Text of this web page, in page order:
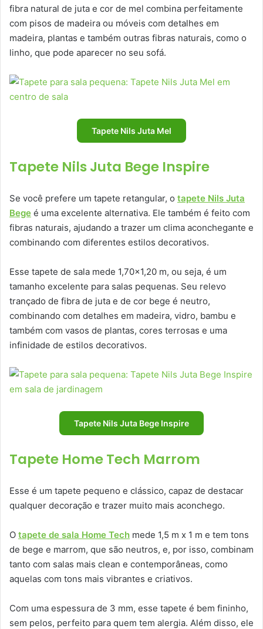
fibra natural de juta e cor de mel combina perfeitamente
com pisos de madeira ou móveis com detalhes em
madeira, plantas e também outras fibras naturais, como o
linho, que pode aparecer no seu sofá.
Tapete Nils Juta Mel
Tapete Nils Juta Bege Inspire
Se você prefere um tapete retangular, o tapete Nils Juta
Bege é uma excelente alternativa. Ele também é feito com
fibras naturais, ajudando a trazer um clima aconchegante e
combinando com diferentes estilos decorativos.
Esse tapete de sala mede 1,70×1,20 m, ou seja, é um
tamanho excelente para salas pequenas. Seu relevo
trançado de fibra de juta e de cor bege é neutro,
combinando com detalhes em madeira, vidro, bambu e
também com vasos de plantas, cores terrosas e uma
infinidade de estilos decorativos.
Tapete Nils Juta Bege Inspire
Tapete Home Tech Marrom
Esse é um tapete pequeno e clássico, capaz de destacar
qualquer decoração e trazer muito mais aconchego.
O tapete de sala Home Tech mede 1,5 m x 1 m e tem tons
de bege e marrom, que são neutros, e, por isso, combinam
tanto com salas mais clean e contemporâneas, como
aquelas com tons mais vibrantes e criativos.
Com uma espessura de 3 mm, esse tapete é bem fininho,
sem pelos, perfeito para quem tem alergia. Além disso, ele